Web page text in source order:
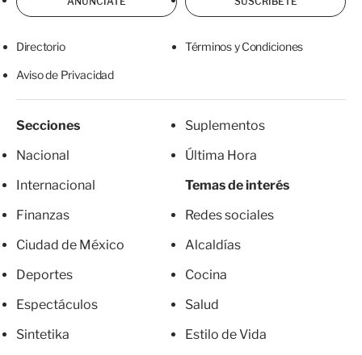
Directorio Términos y Condiciones
Aviso de Privacidad
Secciones
Nacional
Internacional
Finanzas
Ciudad de México
Deportes
Espectáculos
Sintetika
Suplementos
Última Hora
Temas de interés
Redes sociales
Alcaldías
Cocina
Salud
Estilo de Vida